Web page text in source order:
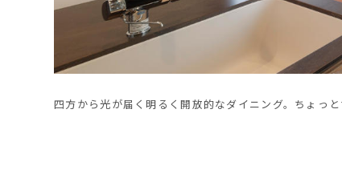
四方から光が届く明るく開放的なダイニング。ちょっ